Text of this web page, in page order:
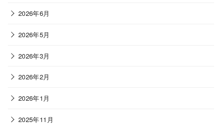
2026年6月
2026年5月
2026年3月
2026年2月
2026年1月
2025年11月